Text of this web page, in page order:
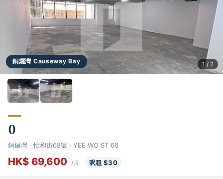
銅鑼灣 Causeway Bay 1 / 2
()
銅鑼灣 · 怡和街68號 · YEE WO ST 68
HK$ 69,600 /月 呎租 $30